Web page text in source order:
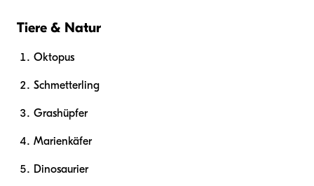
Tiere & Natur
Oktopus
Schmetterling
Grashüpfer
Marienkäfer
Dinosaurier